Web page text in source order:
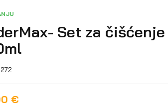
Set za
€